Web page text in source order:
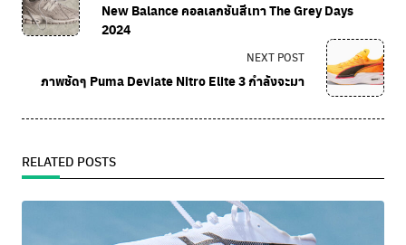
New Balance คอลเลกชันสีเทา The Grey Days
2024
NEXT POST
ภาพชัดๆ Puma Deviate Nitro Elite 3 กำลังจะมา
RELATED POSTS